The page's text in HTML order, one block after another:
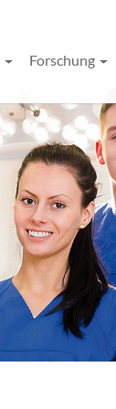
Forschung